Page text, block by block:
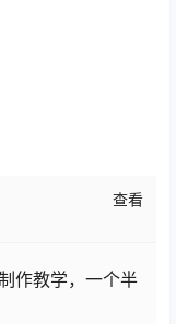
查看
作教学，一个半